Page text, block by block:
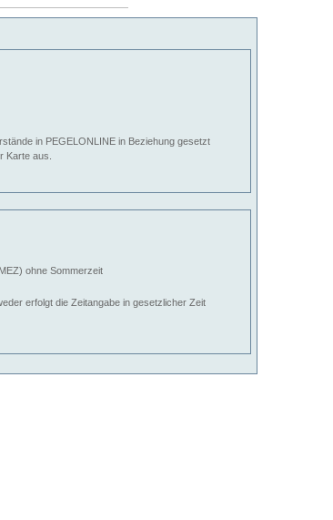
in PEGELONLINE in Beziehung gesetzt
Karte aus.
ohne Sommerzeit
erfolgt die Zeitangabe in gesetzlicher Zeit